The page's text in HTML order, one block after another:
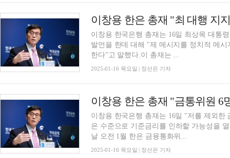
이창용 한은 총재 "최 대행 지
이창용 한국은행 총재는 16일 최상목 대통
발언을 한데 대해 "제 메시지를 정치적 메
한다"고 말했다.이 총재는 ...
2025-01-16 목요일 | 정선은 기자
이창용 한국은행 총재는 16일 "저를 제외한
은 수준으로 기준금리를 인하할 가능성을
날 오전 1월 한은 금융통화위...
2025-01-16 목요일 | 정선은 기자